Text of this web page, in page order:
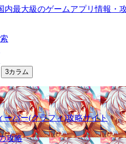
3カラム
ーバー(クラフィ)攻略サイト
攻略